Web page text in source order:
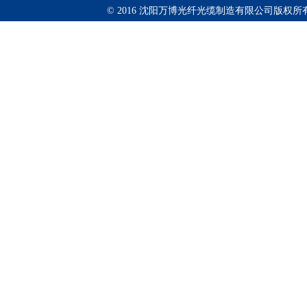
© 2016 沈阳万博光纤光缆制造有限公司版权所